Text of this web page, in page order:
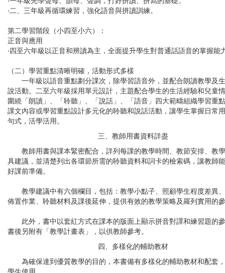
‧二、三年級再循環練習，強化語音與拼讀訓練。
第二學習階段（小四至小六）：
正音與應用
‧四至六年級以正音和辨讀為主，全面提升學生對普通話語音的掌握能
（二）學習重點清晰明確，活動形式多樣
一年級以語音重點劃分課次，除學習語音外，並配合朗讀教學及
說活動。二至六年級採用單元設計，主題配合學生的生活經驗和兒童
圍繞「朗讀」、「聆聽」、「說話」、「語音」四大範疇組織學習重
課文內容或學習重點設計多元化的聆聽和說話活動，讓學生掌握日常
句式，活學活用。
三、教師用書資料詳盡
教師用書與課本緊密配合，詳列每課的教學時間、教節安排、教
具建議，並清楚列出各環節所需的聆聽資料和詞卡的檢索碼，讓教師
好課前準備。
教學建議中有六個欄目，包括： 教學小點子、照顧學生程度差異
佈置作業、聆聽材料及課後延伸 ，提供有效的教學策略及羅列實用的
此外，書中以套紅方式在課本的版面上顯示拼音對譯和練習題的
書後另附有「教學計畫表」，以供教師參考。
四、多樣化的輔助教材
為確保達到優質教學的目的，本書備有多樣化的輔助教材和配套